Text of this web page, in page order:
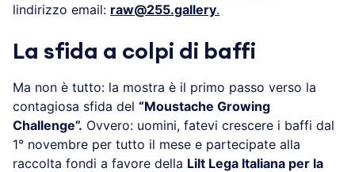
lindirizzo email: raw@255.gallery.
La sfida a colpi di baffi
Ma non è tutto: la mostra è il primo passo verso la
contagiosa sfida del “Moustache Growing
Challenge”. Ovvero: uomini, fatevi crescere i baffi dal
1° novembre per tutto il mese e partecipate alla
raccolta fondi a favore della Lilt Lega Italiana per la